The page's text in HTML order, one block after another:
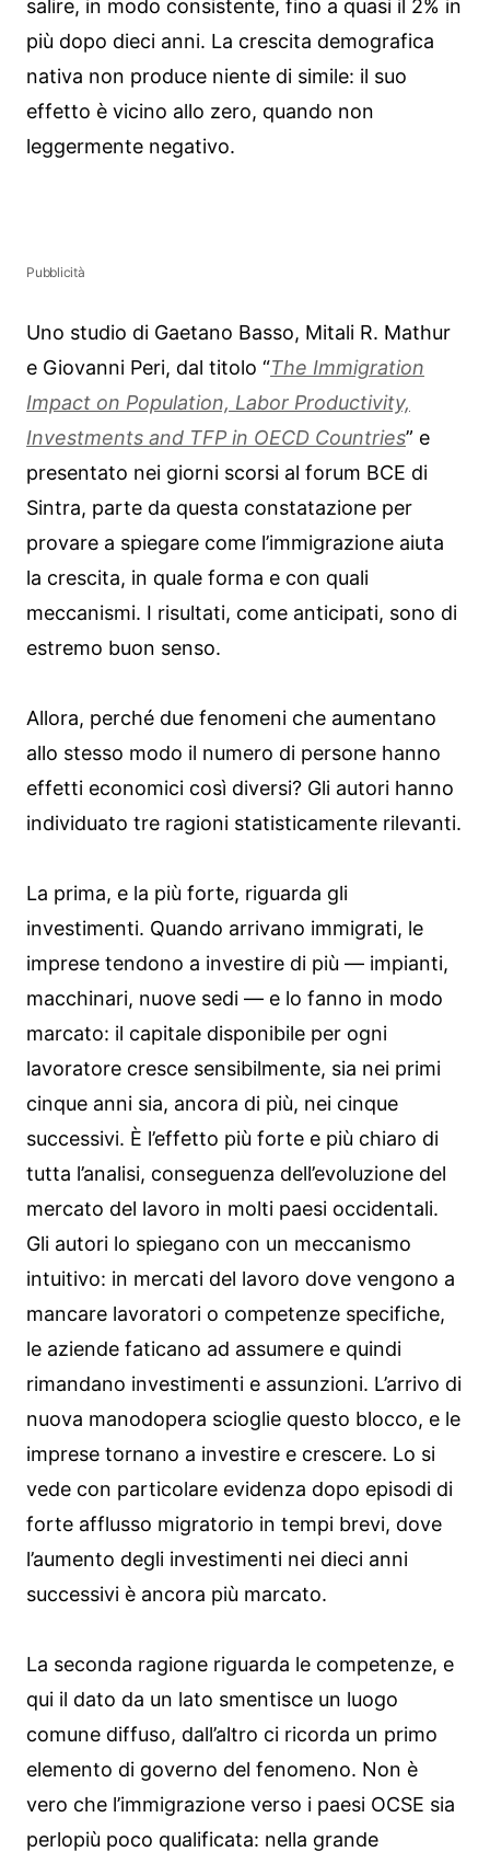
salire, in modo consistente, fino a quasi il 2% in
più dopo dieci anni. La crescita demografica
nativa non produce niente di simile: il suo
effetto è vicino allo zero, quando non
leggermente negativo.
Pubblicità
Uno studio di Gaetano Basso, Mitali R. Mathur
e Giovanni Peri, dal titolo “The Immigration
Impact on Population, Labor Productivity,
Investments and TFP in OECD Countries” e
presentato nei giorni scorsi al forum BCE di
Sintra, parte da questa constatazione per
provare a spiegare come l’immigrazione aiuta
la crescita, in quale forma e con quali
meccanismi. I risultati, come anticipati, sono di
estremo buon senso.
Allora, perché due fenomeni che aumentano
allo stesso modo il numero di persone hanno
effetti economici così diversi? Gli autori hanno
individuato tre ragioni statisticamente rilevanti.
La prima, e la più forte, riguarda gli
investimenti. Quando arrivano immigrati, le
imprese tendono a investire di più — impianti,
macchinari, nuove sedi — e lo fanno in modo
marcato: il capitale disponibile per ogni
lavoratore cresce sensibilmente, sia nei primi
cinque anni sia, ancora di più, nei cinque
successivi. È l’effetto più forte e più chiaro di
tutta l’analisi, conseguenza dell’evoluzione del
mercato del lavoro in molti paesi occidentali.
Gli autori lo spiegano con un meccanismo
intuitivo: in mercati del lavoro dove vengono a
mancare lavoratori o competenze specifiche,
le aziende faticano ad assumere e quindi
rimandano investimenti e assunzioni. L’arrivo di
nuova manodopera scioglie questo blocco, e le
imprese tornano a investire e crescere. Lo si
vede con particolare evidenza dopo episodi di
forte afflusso migratorio in tempi brevi, dove
l’aumento degli investimenti nei dieci anni
successivi è ancora più marcato.
La seconda ragione riguarda le competenze, e
qui il dato da un lato smentisce un luogo
comune diffuso, dall’altro ci ricorda un primo
elemento di governo del fenomeno. Non è
vero che l’immigrazione verso i paesi OCSE sia
perlopiù poco qualificata: nella grande